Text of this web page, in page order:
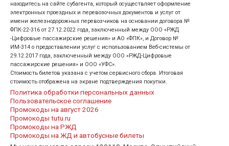
находитесь на сайте субагента, который осуществляет оформление
электронных проездных и перевозочных документов и услуг от
имени железнодорожных перевозчиков на основании договора №
ФПК-22-316 от 27.12.2022 года, заключенный между ООО «РЖД
-Цифровые пассажирские решения» и АО «ФПК», и Договор №
ИМ-314 о предоставлении услуг с использованием Веб-системы от
29.12.2017 года, заключенный между ООО «РЖД-Цифровые
пассажирские решения» и ООО «УФС».
Стоимость билетов указана с учетом сервисного сбора. Итоговая
стоимость отображена на экране подтверждения покупки.
Политика обработки персональных данных
Пользовательское соглашение
Промокоды на август 2026
Промокоды tutu.ru
Промокоды на РЖД
Промокоды на ЖД и автобусные билеты